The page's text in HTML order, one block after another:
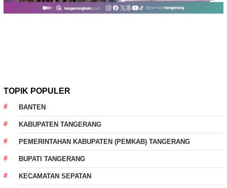
TOPIK POPULER
BANTEN
KABUPATEN TANGERANG
PEMERINTAHAN KABUPATEN (PEMKAB) TANGERANG
BUPATI TANGERANG
KECAMATAN SEPATAN